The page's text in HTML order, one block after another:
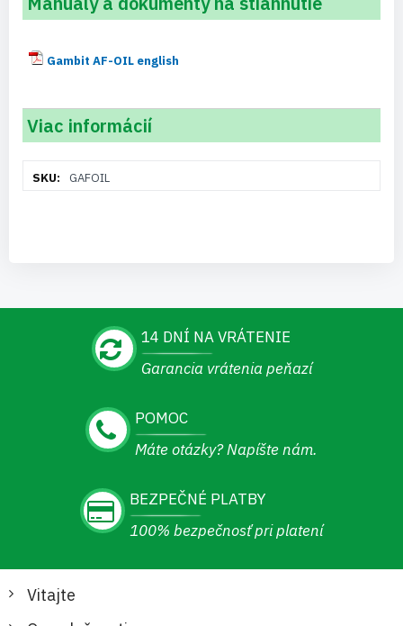
Gambit AF-OIL english
Viac informácií
informáciíGAFOIL
14 DNÍ NA VRÁTENIE
Garancia vrátenia peňazí
POMOC
Máte otázky? Napíšte nám.
BEZPEČNÉ PLATBY
100% bezpečnosť pri platení
Vitajte